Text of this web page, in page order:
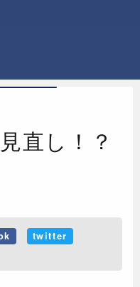
直し！？
twitter